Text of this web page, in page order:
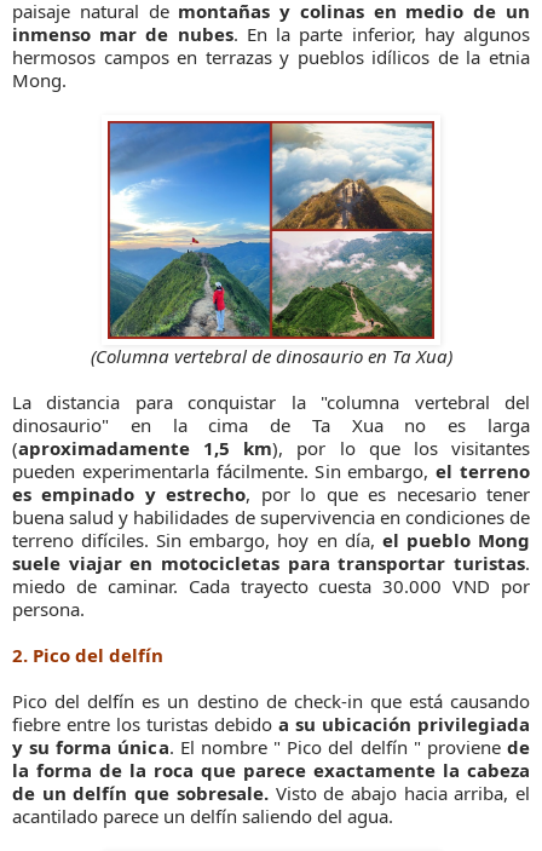
paisaje natural de montañas y colinas en medio de un
inmenso mar de nubes. En la parte inferior, hay algunos
hermosos campos en terrazas y pueblos idílicos de la etnia
Mong.
(Columna vertebral de dinosaurio en Ta Xua)
La distancia para conquistar la "columna vertebral del
dinosaurio" en la cima de Ta Xua no es larga
(aproximadamente 1,5 km), por lo que los visitantes
pueden experimentarla fácilmente. Sin embargo,el terreno
es empinado y estrecho, por lo que es necesario tener
buena salud y habilidades de supervivencia en condiciones de
terreno difíciles. Sin embargo, hoy en día, el pueblo Mong
suele viajar en motocicletas para transportar turistas.
miedo de caminar. Cada trayecto cuesta 30.000 VND por
persona.
2. Pico del delfín
Pico del delfín es un destino de check-in que está causando
fiebre entre los turistas debido a su ubicación privilegiada
y su forma única. El nombre " Pico del delfín " proviene de
la forma de la roca que parece exactamente la cabeza
de un delfín que sobresale.Visto de abajo hacia arriba, el
acantilado parece un delfín saliendo del agua.